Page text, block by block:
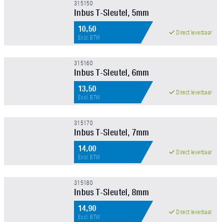
315150
Inbus T-Sleutel, 5mm
10,50
Excl. BTW
Direct leverbaar
315160
Inbus T-Sleutel, 6mm
13,50
Excl. BTW
Direct leverbaar
315170
Inbus T-Sleutel, 7mm
14,00
Excl. BTW
Direct leverbaar
315180
Inbus T-Sleutel, 8mm
14,90
Excl. BTW
Direct leverbaar